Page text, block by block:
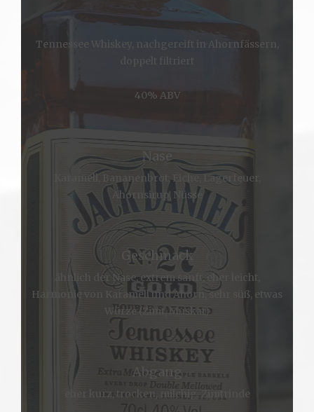
Tennessee Whiskey, nachgereift in Ahornfässern,
doppelt filtriert
40% ABV
Nase
Karamell, Bananenbrot, Eiche, Lagerfeuer,
Ahornsirup, Nüsse
Geschmack
ähnlich der Nase, extrem sanft, eher leicht,
Harmonie von Karamell und Ahorn, sehr süß, etwas
Würze (Zimt, Muskat)
Abgang
eher kurz, trocken, milchig, Zimtrinde